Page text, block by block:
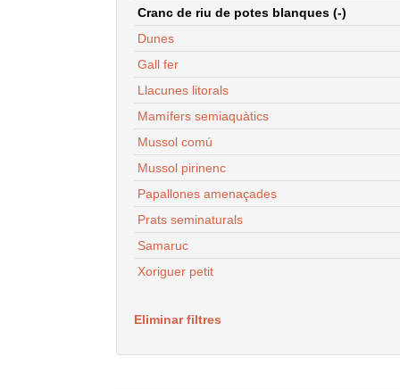
Cranc de riu de potes blanques (-)
Dunes
Gall fer
Llacunes litorals
Mamífers semiaquàtics
Mussol comú
Mussol pirinenc
Papallones amenaçades
Prats seminaturals
Samaruc
Xoriguer petit
Eliminar filtres